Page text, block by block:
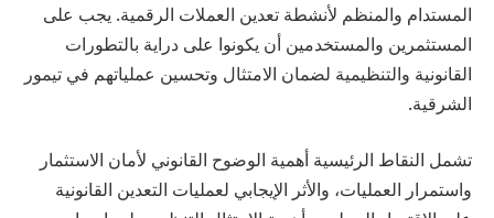
المستدام والمنظم لأنشطة تعدين العملات الرقمية. يجب على
المستثمرين والمستخدمين أن يكونوا على دراية بالتطورات
القانونية والتنظيمية لضمان الامتثال وتحسين عملياتهم في تيمور
الشرقية.
تشمل النقاط الرئيسية أهمية الوضوح القانوني لأمان الاستثمار
واستمرار العمليات، والأثر الإيجابي لعمليات التعدين القانونية